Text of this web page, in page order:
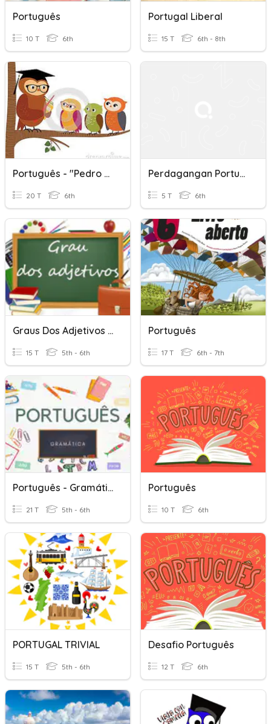
Português
10 T 6th
Portugal Liberal
15 T 6th - 8th
Português - "Pedro Alecrim"
20 T 6th
Perdagangan Portugis Di Nusantara
5 T 6th
Graus Dos Adjetivos (Português)
15 T 5th - 6th
Português
17 T 6th - 7th
Português - Gramática
21 T 5th - 6th
Português
10 T 6th
PORTUGAL TRIVIAL
15 T 5th - 6th
Desafio Português
12 T 6th